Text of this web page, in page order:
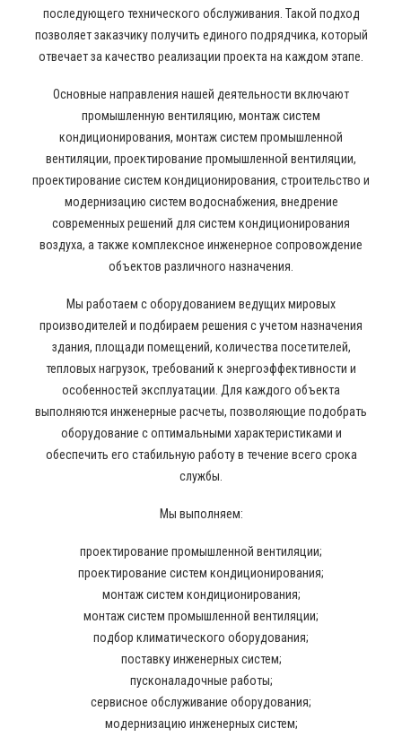
последующего технического обслуживания. Такой подход
позволяет заказчику получить единого подрядчика, который
отвечает за качество реализации проекта на каждом этапе.
Основные направления нашей деятельности включают
промышленную вентиляцию, монтаж систем
кондиционирования, монтаж систем промышленной
вентиляции, проектирование промышленной вентиляции,
проектирование систем кондиционирования, строительство и
модернизацию систем водоснабжения, внедрение
современных решений для систем кондиционирования
воздуха, а также комплексное инженерное сопровождение
объектов различного назначения.
Мы работаем с оборудованием ведущих мировых
производителей и подбираем решения с учетом назначения
здания, площади помещений, количества посетителей,
тепловых нагрузок, требований к энергоэффективности и
особенностей эксплуатации. Для каждого объекта
выполняются инженерные расчеты, позволяющие подобрать
оборудование с оптимальными характеристиками и
обеспечить его стабильную работу в течение всего срока
службы.
Мы выполняем:
проектирование промышленной вентиляции;
проектирование систем кондиционирования;
монтаж систем кондиционирования;
монтаж систем промышленной вентиляции;
подбор климатического оборудования;
поставку инженерных систем;
пусконаладочные работы;
сервисное обслуживание оборудования;
модернизацию инженерных систем;